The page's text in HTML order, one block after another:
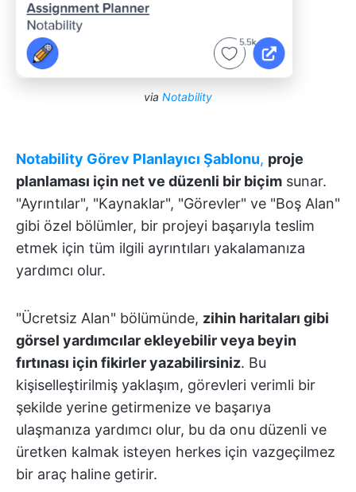
via Notability
Notability Görev Planlayıcı Şablonu, proje
planlaması için net ve düzenli bir biçim sunar.
"Ayrıntılar", "Kaynaklar", "Görevler" ve "Boş Alan"
gibi özel bölümler, bir projeyi başarıyla teslim
etmek için tüm ilgili ayrıntıları yakalamanıza
yardımcı olur.
"Ücretsiz Alan" bölümünde, zihin haritaları gibi
görsel yardımcılar ekleyebilir veya beyin
fırtınası için fikirler yazabilirsiniz. Bu
kişiselleştirilmiş yaklaşım, görevleri verimli bir
şekilde yerine getirmenize ve başarıya
ulaşmanıza yardımcı olur, bu da onu düzenli ve
üretken kalmak isteyen herkes için vazgeçilmez
bir araç haline getirir.